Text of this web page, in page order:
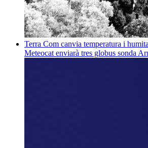
Terra Com canvia temperatura i
Meteocat enviarà tres globus sonda